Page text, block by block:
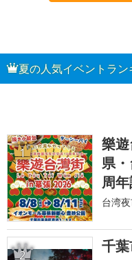
夏の人気イベントラン
1
樂
県
周
台湾
2
千